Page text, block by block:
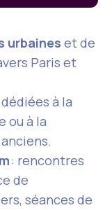
urbaines et de
Paris et
dédiées à la
ou à la
: rencontres
de
séances de